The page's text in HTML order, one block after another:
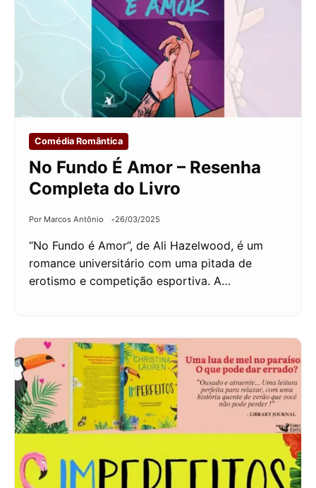
Comédia Romântica
No Fundo É Amor – Resenha
Completa do Livro
Por Marcos Antônio 26/03/2025
“No Fundo é Amor”, de Ali Hazelwood, é um
romance universitário com uma pitada de
erotismo e competição esportiva. A…